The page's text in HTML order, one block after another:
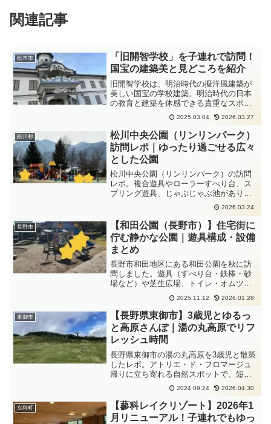
関連記事
松本市
「旧開智学校」を子連れで訪問！
国宝の建築美と見どころを紹介
旧開智学校は、明治時代の擬洋風建築が
美しい国宝の学校建築。明治時代の日本
の教育と建築を体感できる貴重なスポッ
トです。歴史的な校舎の美しさに触れ、
昔の小学校の雰囲気を味わいながら、学
びの楽しさを感じられる場所。松本市観
光の際には、ぜひ立ち寄ってみてくださ
い！
2025.03.04 2026.03.27
松川村
松川中央公園（リンリンパーク）
訪問レポ｜ゆったり過ごせる広々
とした公園
松川中央公園（リンリンパーク）の訪問
レポ。複合遊具やローラーすべり台、ス
プリング遊具、じゃぶじゃぶ池があり、
子どもと過ごしやすい公園の様子を紹
2026.03.24
長野市
【和田公園（長野市）】住宅街に
佇む静かな公園｜遊具構成・設備
まとめ
長野市和田地区にある和田公園を秋に訪
問しました。遊具（すべり台・鉄棒・砂
場など）や芝生広場、トイレ・オムツ替
えスペース・駐車場などの詳細をまと
め、紅葉の美しい季節の公園散策に役立
つガイドです。
2025.11.12 2026.01.28
東御市
【長野県東御市】3歳児とゆるっ
と高原さんぽ｜湯の丸高原でリフ
レッシュ時間
長野県東御市の湯の丸高原を3歳児と散策
したレポ。アトリエ・ド・フロマージュ
帰りに立ち寄れる自然スポットで、短時
間でもリフレッシュできる魅力や子連れ
での注意点を紹介します。
2024.09.24 2026.04.30
立科町
【蓼科レイクリゾート】2026年1
月リニューアル！子連れでもゆっ